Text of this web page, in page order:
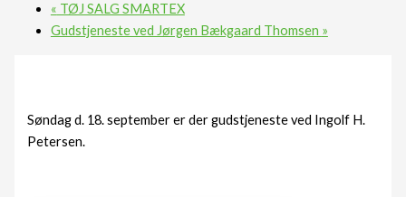
« TØJ SALG SMARTEX
Gudstjeneste ved Jørgen Bækgaard Thomsen »
Søndag d. 18. september er der gudstjeneste ved Ingolf H.
Petersen.